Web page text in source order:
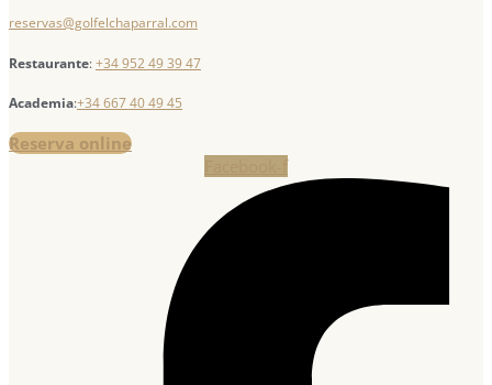
reservas@golfelchaparral.com
Restaurante:+34 952 49 39 47
Academia:+34 667 40 49 45
Reserva online